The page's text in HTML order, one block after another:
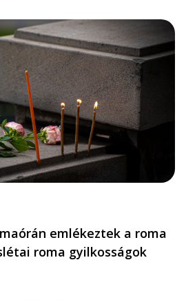
emlékeztek a roma
roma gyilkosságok